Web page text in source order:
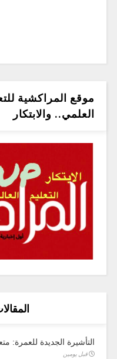
موقع المراكشية
العلمي.. والابتكار
التأشيرة الجديدة للعمرة:
قبل يومين